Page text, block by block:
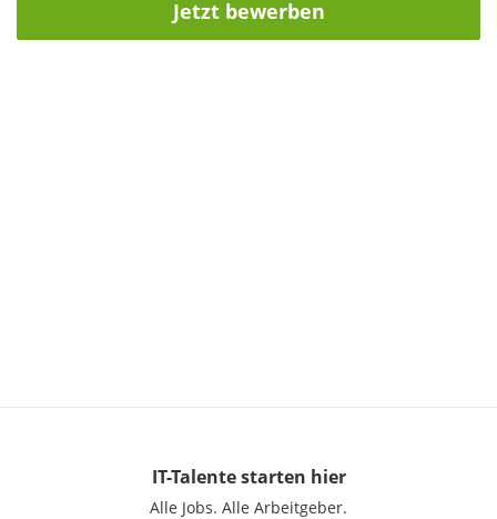
Jetzt bewerben
IT-Talentestarten hier
Alle Jobs. Alle Arbeitgeber.